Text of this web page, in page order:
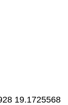
19.1725568